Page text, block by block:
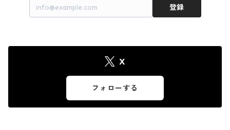
登録
X
フォローする